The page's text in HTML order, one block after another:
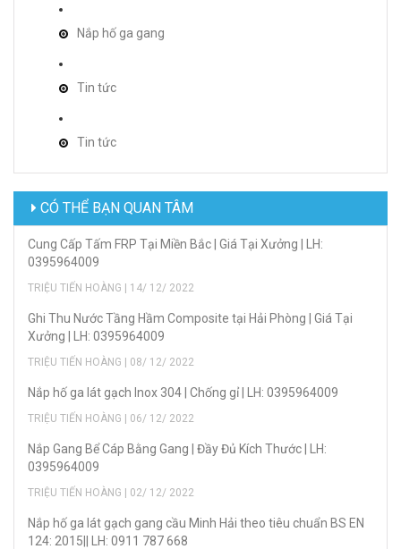
Nắp hố ga gang
Tin tức
Tin tức
CÓ THỂ BẠN QUAN TÂM
Cung Cấp Tấm FRP Tại Miền Bắc | Giá Tại Xưởng | LH:
0395964009
TRIỆU TIẾN HOÀNG | 14/ 12/ 2022
Ghi Thu Nước Tầng Hầm Composite tại Hải Phòng | Giá Tại
Xưởng | LH: 0395964009
TRIỆU TIẾN HOÀNG | 08/ 12/ 2022
Nắp hố ga lát gạch Inox 304 | Chống gỉ | LH: 0395964009
TRIỆU TIẾN HOÀNG | 06/ 12/ 2022
Nắp Gang Bể Cáp Bằng Gang | Đầy Đủ Kích Thước | LH:
0395964009
TRIỆU TIẾN HOÀNG | 02/ 12/ 2022
Nắp hố ga lát gạch gang cầu Minh Hải theo tiêu chuẩn BS EN
124: 2015|| LH: 0911 787 668